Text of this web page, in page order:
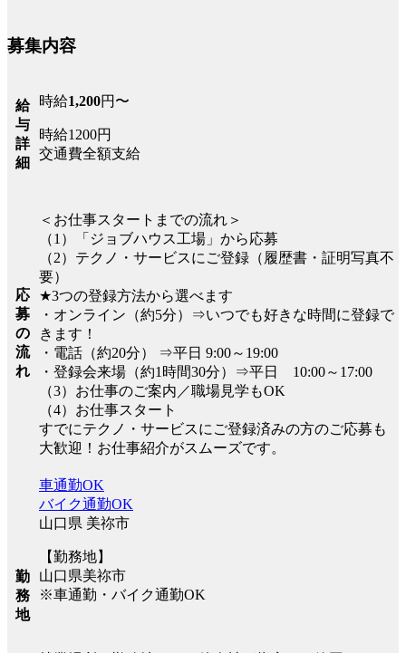
募集内容
給
与
詳
細
時給1,200円〜
時給1200円
交通費全額支給
応
募
の
流
れ
＜お仕事スタートまでの流れ＞
（1）「ジョブハウス工場」から応募
（2）テクノ・サービスにご登録（履歴書・証明写真不
要）
★3つの登録方法から選べます
・オンライン（約5分）⇒いつでも好きな時間に登録で
きます！
・電話（約20分） ⇒平日 9:00～19:00
・登録会来場（約1時間30分）⇒平日 10:00～17:00
（3）お仕事のご案内／職場見学もOK
（4）お仕事スタート
すでにテクノ・サービスにご登録済みの方のご応募も
大歓迎！お仕事紹介がスムーズです。
勤
務
地
車通勤OK
バイク通勤OK
山口県 美祢市
【勤務地】
山口県美祢市
※車通勤・バイク通勤OK